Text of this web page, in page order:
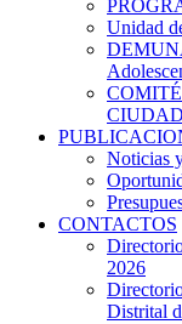
Unidad
Noticias
CONTACTOS
2026
Distrital